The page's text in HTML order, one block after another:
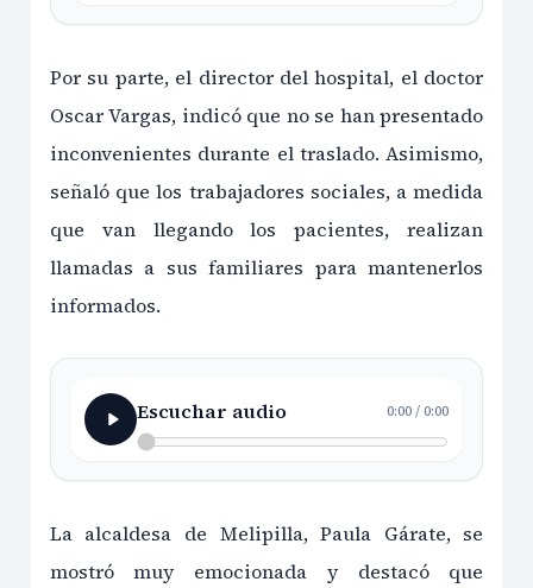
Por su parte, el director del hospital, el doctor
Oscar Vargas, indicó que no se han presentado
inconvenientes durante el traslado. Asimismo,
señaló que los trabajadores sociales, a medida
que van llegando los pacientes, realizan
llamadas a sus familiares para mantenerlos
informados.
Escuchar audio 0:00/0:00
La alcaldesa de Melipilla, Paula Gárate, se
mostró muy emocionada y destacó que